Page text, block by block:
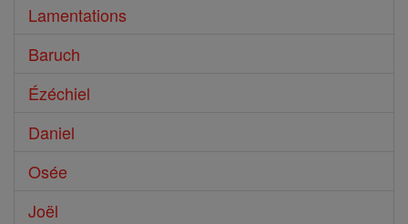
Lamentations
Baruch
Ézéchiel
Daniel
Osée
Joël